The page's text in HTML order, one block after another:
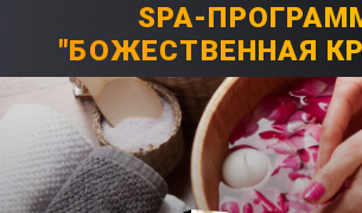
SPA-
"БОЖЕСТВЕННАЯ